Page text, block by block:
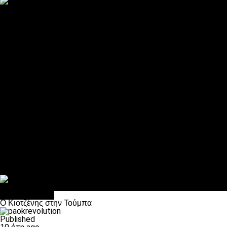
O Κιοτζένης στην Τούμπα
Published